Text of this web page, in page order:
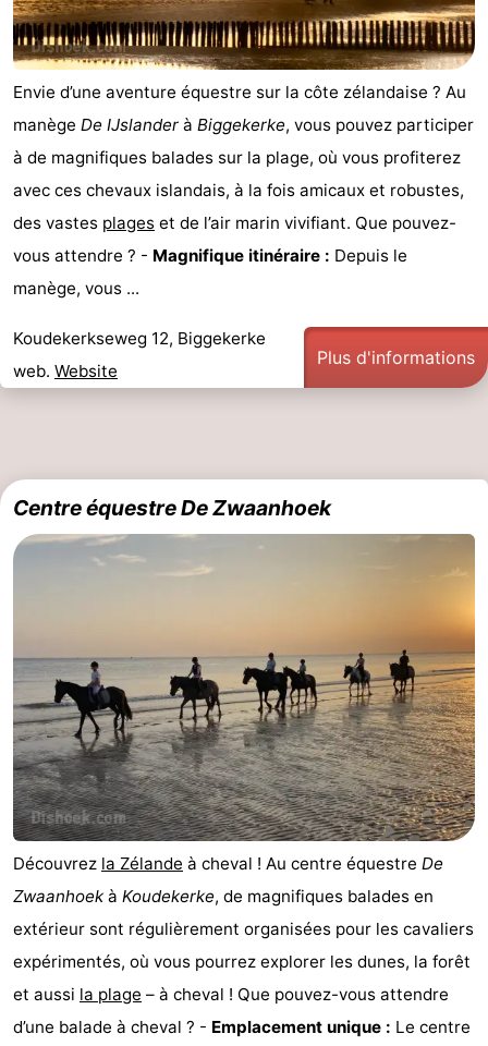
Envie d’une aventure équestre sur la côte zélandaise ? Au
manège De IJslander à Biggekerke, vous pouvez participer
à de magnifiques balades sur la plage, où vous profiterez
avec ces chevaux islandais, à la fois amicaux et robustes,
des vastes plages et de l’air marin vivifiant. Que pouvez-
vous attendre ? - Magnifique itinéraire : Depuis le
manège, vous ...
Koudekerkseweg 12, Biggekerke
web. Website
Plus d'informations
Centre équestre De Zwaanhoek
Découvrez la Zélande à cheval ! Au centre équestre De
Zwaanhoek à Koudekerke, de magnifiques balades en
extérieur sont régulièrement organisées pour les cavaliers
expérimentés, où vous pourrez explorer les dunes, la forêt
et aussi la plage – à cheval ! Que pouvez-vous attendre
d’une balade à cheval ? - Emplacement unique : Le centre